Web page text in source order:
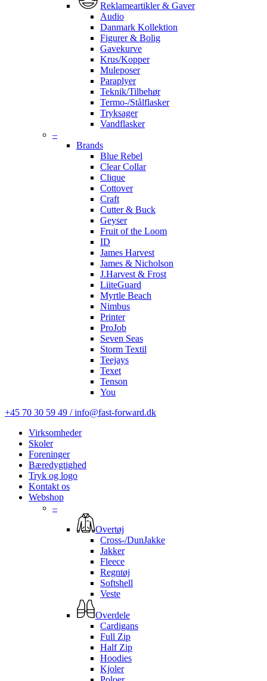
Reklameartikler & Gaver
Audio
Danmark Kollektion
Figurer & Bolig
Gavekurve
Krus/Kopper
Muleposer
Paraplyer
Teknik/Tilbehør
Termo-/Stålflasker
Tryksager
Vandflasker
–
Brands
Blue Rebel
Clear Collar
Clique
Cottover
Craft
Cutter & Buck
Geyser
Fruit of the Loom
ID
James Harvest
James & Nicholson
J.Harvest & Frost
LiiteGuard
Myrtle Beach
Nimbus
Printer
ProJob
Seven Seas
Storm Textil
Teejays
Texet
Tenson
You
+45 70 30 59 49 / info@fast-forward.dk
Virksomheder
Skoler
Foreninger
Bæredygtighed
Tryk og logo
Kontakt os
Webshop
–
Overtøj
Cross-/DunJakke
Jakker
Fleece
Regntøj
Softshell
Veste
Overdele
Cardigans
Full Zip
Half Zip
Hoodies
Kjoler